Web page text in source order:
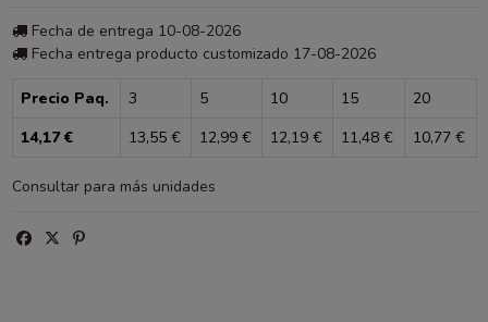
Fecha de entrega 10-08-2026
Fecha entrega producto customizado 17-08-2026
Precio Paq. 3 5 10 15
20
14,17 €
13,55 € 12,99 € 12,19 € 11,48 € 10,77 €
Consultar para más unidades